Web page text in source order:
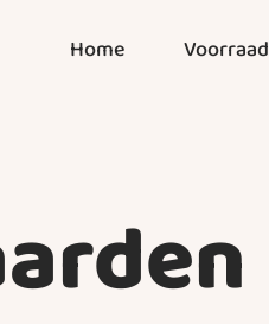
Home Voorraad